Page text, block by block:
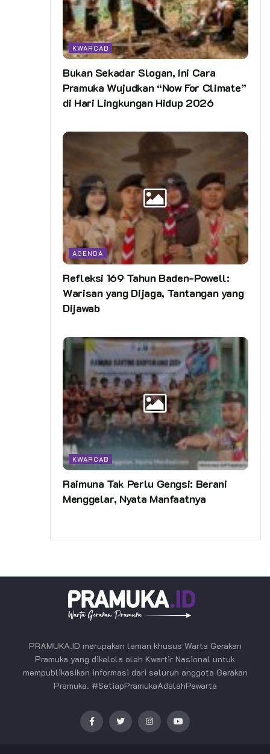
KWARCAB
Bukan Sekadar Slogan, Ini Cara
Pramuka Wujudkan “Now For Climate”
di Hari Lingkungan Hidup 2026
AGENDA
Refleksi 169 Tahun Baden-Powell:
Warisan yang Dijaga, Tantangan yang
Dijawab
KWARCAB
Raimuna Tak Perlu Gengsi: Berani
Menggelar, Nyata Manfaatnya
PRAMUKA.ID merupakan laman khusus Warta Gerakan
Pramuka yang dikelola oleh Kwartir Nasional untuk
mempublikasikan informasi dari seluruh anggota Gerakan
Pramuka. #SetiapPramukaAdalahPewarta